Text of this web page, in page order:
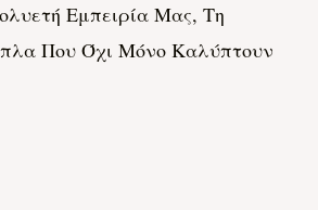
Εμπειρία Μας, Τη
Που Όχι Μόνο Καλύπτουν